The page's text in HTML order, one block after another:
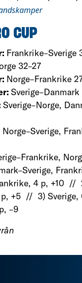
CUP
Frankrike–Sverige
32–27
Norge–Frankrike
Sverige–Danmark
Sverige–Norge,
Norge–Sverige,
4 p, +10 //
p, +5 // 3)
–9